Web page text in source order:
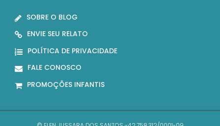
SOBRE O BLOG
ENVIE SEU RELATO
POLÍTICA DE PRIVACIDADE
FALE CONOSCO
PROMOÇÕES INFANTIS